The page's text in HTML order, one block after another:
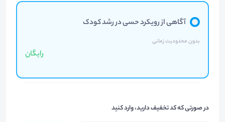
آگاهی از رویکرد حسی در رشد کودک
بدون محدودیت زمانی
رایگان
در صورتی که کد تخفیف دارید، وارد کنید